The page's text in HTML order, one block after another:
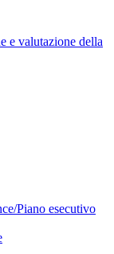
e valutazione della
Piano esecutivo